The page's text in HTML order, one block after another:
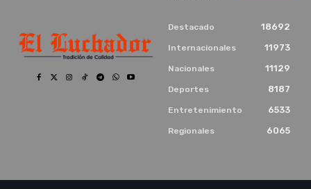
Destacado 18692
Internacionales 11973
Nacionales 11129
Deportes 8187
Entretenimiento 6533
Regionales 6065